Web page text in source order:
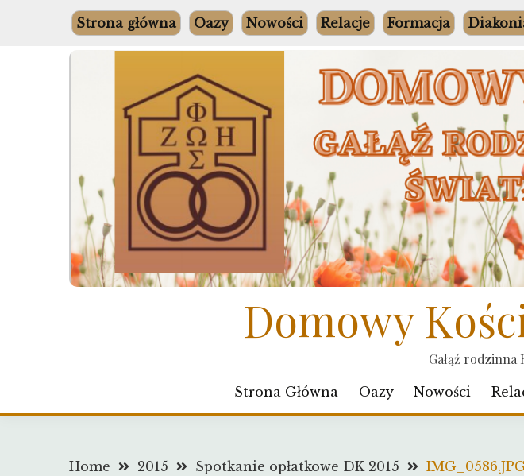
Strona główna Oazy Nowości Relacje Formacja
Domowy
Gałąź rodzinna
Strona Główna Oazy Nowości
Home 2015 Spotkanie opłatkowe DK 2015